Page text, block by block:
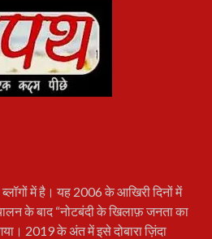
में है। यह 2006 के आखिरी दिनों में
के बाद “नोटबंदी के खिलाफ़ जनता का
2019 के अंत में इसे दोबारा ज़िंदा